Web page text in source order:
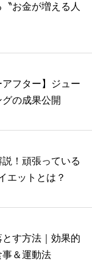
お金が増える人
アフター】ジュー
の成果公開
説！頑張っている
エットとは？
す方法｜効果的
＆運動法